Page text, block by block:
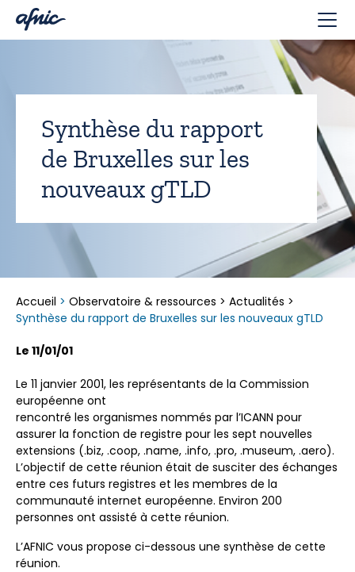
Synthèse du rapport
de Bruxelles sur les
nouveaux gTLD
Accueil > Observatoire & ressources > Actualités >
Synthèse du rapport de Bruxelles sur les nouveaux gTLD
Le 11/01/01
Le 11 janvier 2001, les représentants de la Commission
européenne ont
rencontré les organismes nommés par l’ICANN pour
assurer la fonction de registre pour les sept nouvelles
extensions (.biz, .coop, .name, .info, .pro, .museum, .aero).
L’objectif de cette réunion était de susciter des échanges
entre ces futurs registres et les membres de la
communauté internet européenne. Environ 200
personnes ont assisté à cette réunion.
L’AFNIC vous propose ci-dessous une synthèse de cette
réunion.
Panneau de gestion des cookies